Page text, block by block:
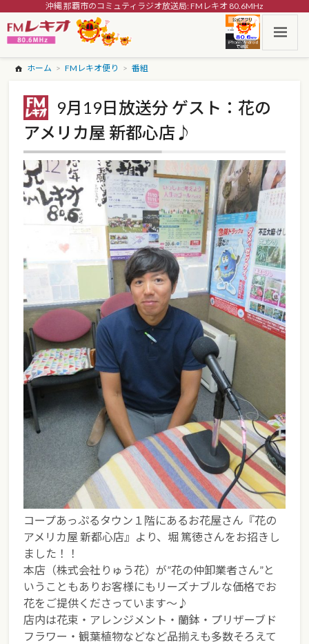
沖縄 那覇市のコミュティラジオ放送局: FMレキオ 80.6MHz
ホーム FMレキオ便り 番組
9月19日放送分 ゲスト：花の
アメリカ屋 新都心店♪
コープあっぷるタウン１階にあるお花屋さん『花の
アメリカ屋 新都心店』より、堀 篤徳さんをお招きし
ました！！
本店（株式会社りゅう花）が”花の仲卸業者さん”と
いうこともありお客様にもリーズナブルな価格でお
花をご提供くださっています～♪
店内は花束・アレンジメント・蘭鉢・プリザーブド
フラワー・観葉植物などなど品揃えも多数そろえて